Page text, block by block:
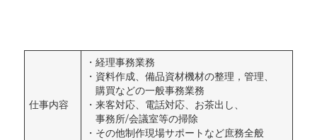
仕事内容
・経理事務業務
・資料作成、備品資材機材の整理，管理、
購買などの一般事務業務
・来客対応、電話対応、お茶出し、
事務所/会議室等の掃除
・その他制作現場サポートなど庶務全般